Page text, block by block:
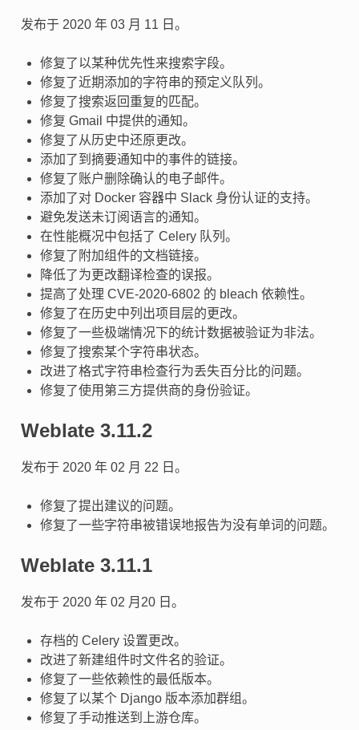
发布于 2020 年 03 月 11 日。
修复了以某种优先性来搜索字段。
修复了近期添加的字符串的预定义队列。
修复了搜索返回重复的匹配。
修复 Gmail 中提供的通知。
修复了从历史中还原更改。
添加了到摘要通知中的事件的链接。
修复了账户删除确认的电子邮件。
添加了对 Docker 容器中 Slack 身份认证的支持。
避免发送未订阅语言的通知。
在性能概况中包括了 Celery 队列。
修复了附加组件的文档链接。
降低了为更改翻译检查的误报。
提高了处理 CVE-2020-6802 的 bleach 依赖性。
修复了在历史中列出项目层的更改。
修复了一些极端情况下的统计数据被验证为非法。
修复了搜索某个字符串状态。
改进了格式字符串检查行为丢失百分比的问题。
修复了使用第三方提供商的身份验证。
Weblate 3.11.2
发布于 2020 年 02 月 22 日。
修复了提出建议的问题。
修复了一些字符串被错误地报告为没有单词的问题。
Weblate 3.11.1
发布于 2020 年 02 月20 日。
存档的 Celery 设置更改。
改进了新建组件时文件名的验证。
修复了一些依赖性的最低版本。
修复了以某个 Django 版本添加群组。
修复了手动推送到上游仓库。